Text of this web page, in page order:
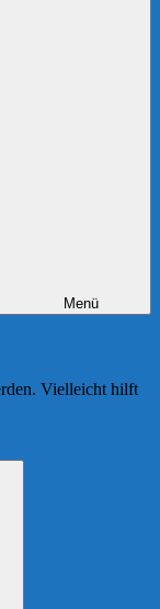
Menü
Vielleicht hilft